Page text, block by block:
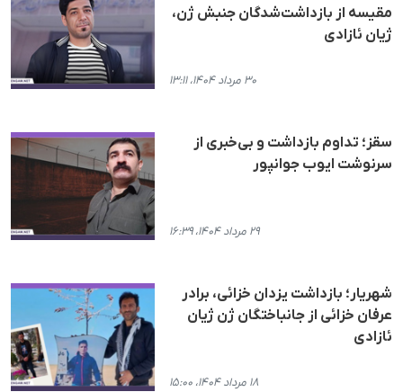
مقیسە از بازداشت‌شدگان جنبش ژن،
ژیان ئازادی
۳۰ مرداد ۱۴۰۴، ۱۳:۱۱
سقز؛ تداوم بازداشت و بی‌خبری از
سرنوشت ایوب جوانپور
۲۹ مرداد ۱۴۰۴، ۱۶:۳۹
شهریار؛ بازداشت یزدان خزائی، برادر
عرفان خزائی از جانباختگان ژن ژیان
ئازادی
۱۸ مرداد ۱۴۰۴، ۱۵:۰۰